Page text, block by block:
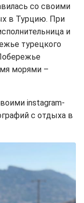
со своими
в Турцию. При
и
турецкого
морями –
instagram-
с отдыха в